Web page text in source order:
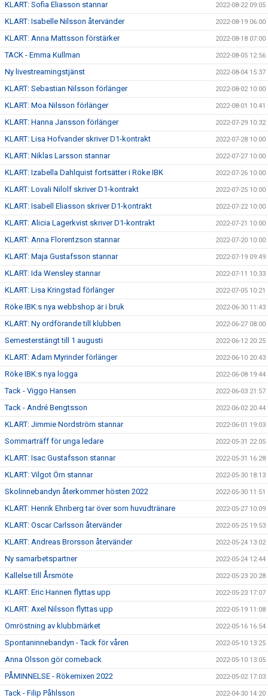
KLART: Sofia Eliasson stannar 2022-08-22 09:05
KLART: Isabelle Nilsson återvänder 2022-08-19 06:00
KLART: Anna Mattsson förstärker 2022-08-18 07:00
TACK - Emma Kullman 2022-08-05 12:56
Ny livestreamingstjänst 2022-08-04 15:37
KLART: Sebastian Nilsson förlänger 2022-08-02 10:00
KLART: Moa Nilsson förlänger 2022-08-01 10:41
KLART: Hanna Jansson förlänger 2022-07-29 10:32
KLART: Lisa Hofvander skriver D1-kontrakt 2022-07-28 10:00
KLART: Niklas Larsson stannar 2022-07-27 10:00
KLART: Izabella Dahlquist fortsätter i Röke IBK 2022-07-26 10:00
KLART: Lovali Nilolf skriver D1-kontrakt 2022-07-25 10:00
KLART: Isabell Eliasson skriver D1-kontrakt 2022-07-22 10:00
KLART: Alicia Lagerkvist skriver D1-kontrakt 2022-07-21 10:00
KLART: Anna Florentzson stannar 2022-07-20 10:00
KLART: Maja Gustafsson stannar 2022-07-19 09:49
KLART: Ida Wensley stannar 2022-07-11 10:33
KLART: Lisa Kringstad förlänger 2022-07-05 10:21
Röke IBK:s nya webbshop är i bruk 2022-06-30 11:43
KLART: Ny ordförande till klubben 2022-06-27 08:00
Semesterstängt till 1 augusti 2022-06-12 20:25
KLART: Adam Myrinder förlänger 2022-06-10 20:43
Röke IBK:s nya logga 2022-06-08 19:44
Tack - Viggo Hansen 2022-06-03 21:57
Tack - André Bengtsson 2022-06-02 20:44
KLART: Jimmie Nordström stannar 2022-06-01 19:03
Sommarträff för unga ledare 2022-05-31 22:05
KLART: Isac Gustafsson stannar 2022-05-31 16:28
KLART: Vilgot Örn stannar 2022-05-30 18:13
Skolinnebandyn återkommer hösten 2022 2022-05-30 11:51
KLART: Henrik Ehnberg tar över som huvudtränare 2022-05-27 10:09
KLART: Oscar Carlsson återvänder 2022-05-25 19:53
KLART: Andreas Brorsson återvänder 2022-05-24 13:02
Ny samarbetspartner 2022-05-24 12:44
Kallelse till Årsmöte 2022-05-23 20:28
KLART: Eric Hannen flyttas upp 2022-05-23 17:07
KLART: Axel Nilsson flyttas upp 2022-05-19 11:08
Omröstning av klubbmärket 2022-05-16 16:54
Spontaninnebandyn - Tack för våren 2022-05-10 13:25
Anna Olsson gör comeback 2022-05-10 13:05
PÅMINNELSE - Rökemixen 2022 2022-05-02 17:03
Tack - Filip Påhlsson 2022-04-30 14:20